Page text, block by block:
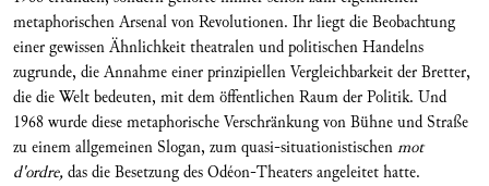
metaphorischen Arsenal von Revolutionen. Ihr liegt die Beobachtung
einer gewissen Ähnlichkeit theatralen und politischen Handelns
zugrunde, die Annahme einer prinzipiellen Vergleichbarkeit der Bretter,
die die Welt bedeuten, mit dem öffentlichen Raum der Politik. Und
1968 wurde diese metaphorische Verschränkung von Bühne und Straße
zu einem allgemeinen Slogan, zum quasi-situationistischenmot
d'ordre,das die Besetzung des Odéon-Theaters angeleitet hatte.